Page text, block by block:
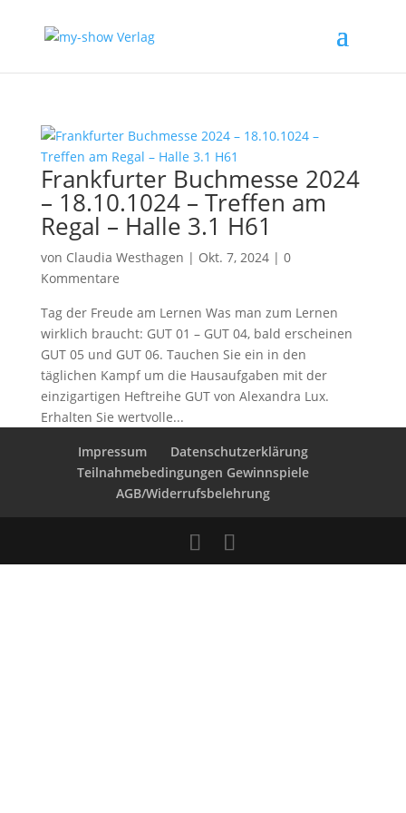
Frankfurter Buchmesse 2024
– 18.10.1024 – Treffen am
Regal – Halle 3.1 H61
von Claudia Westhagen | Okt. 7, 2024| 0
Kommentare
Tag der Freude am Lernen Was man zum Lernen
wirklich braucht: GUT 01 – GUT 04, bald erscheinen
GUT 05 und GUT 06. Tauchen Sie ein in den
täglichen Kampf um die Hausaufgaben mit der
einzigartigen Heftreihe GUT von Alexandra Lux.
Erhalten Sie wertvolle...
Impressum
Datenschutzerklärung
Teilnahmebedingungen Gewinnspiele
AGB/Widerrufsbelehrung